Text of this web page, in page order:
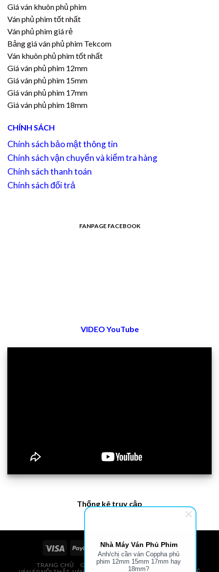
Giá ván khuôn phủ phim
Ván phủ phim tốt nhất
Ván phủ phim giá rẻ
Bảng giá ván phủ phim Tekcom
Ván khuôn phủ phim tốt nhất
Giá ván phủ phim 12mm
Giá ván phủ phim 15mm
Giá ván phủ phim 17mm
Giá ván phủ phim 18mm
CHÍNH SÁCH
Chính sách bảo mật thông tin
Chính sách vận chuyển và kiểm tra hàng
Chính sách thanh toán
Chính sách đổi trả
FANPAGE FACEBOOK
VIDEO YouTube
Thống kê truy cập
TRANG CHỦ
GIÁ VÁN PHỦ PHIM, VÁN COPPHA
Nhà Máy Ván Phủ Phim
Anh/chị cần ván Coppha phủ
phim 12mm 15mm 17mm hay
18mm?